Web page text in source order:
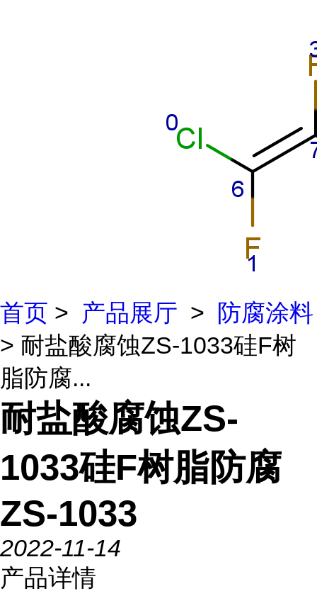
首页 > 产品展厅 >
防腐涂料
> 耐盐酸腐蚀ZS-1033硅F树
脂防腐...
耐盐酸腐蚀ZS-
1033硅F树脂防腐
ZS-1033
2022-11-14
产品详情